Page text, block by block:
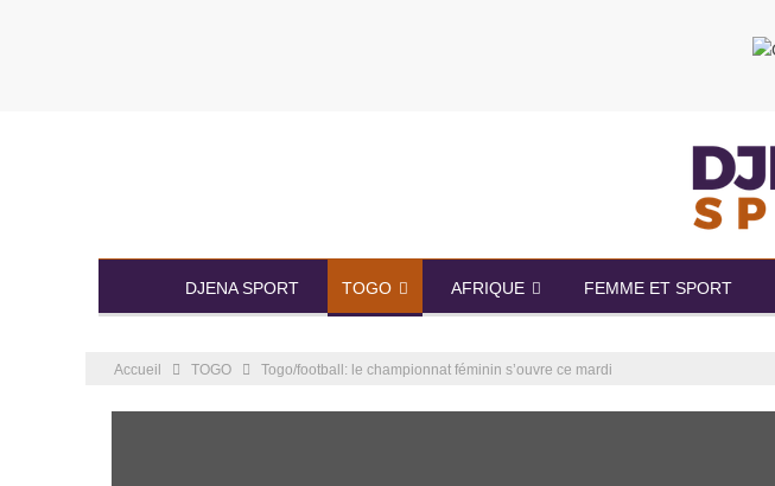
DJENA SPORT TOGO AFRIQUE FEMME ET SPORT
Accueil TOGO Togo/football: le championnat féminin s’ouvre ce mardi